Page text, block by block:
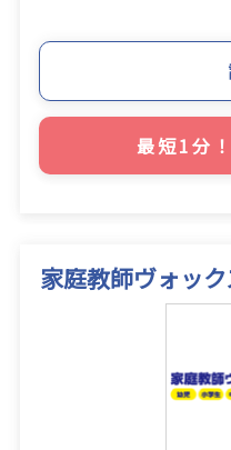
最短1分
家庭教師ヴォッ